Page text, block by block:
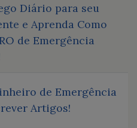
Diário para seu
e Aprenda Como
de Emergência
de Emergência
Artigos!